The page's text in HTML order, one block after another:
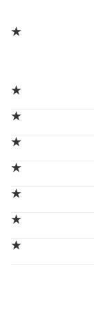
★
★
★
★
★
★
★
★